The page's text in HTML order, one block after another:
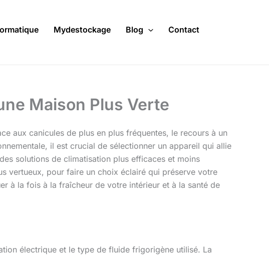
Mydestockage Blog Contact
Maison Plus Verte
aux canicules de plus en plus fréquentes, le recours à un
il est crucial de sélectionner un appareil qui allie
solutions de climatisation plus efficaces et moins
vertueux, pour faire un choix éclairé qui préserve votre
à la fois à la fraîcheur de votre intérieur et à la santé de
électrique et le type de fluide frigorigène utilisé. La